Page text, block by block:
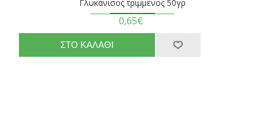
Γλυκάνισος τριμμένος 50γρ
0,65€